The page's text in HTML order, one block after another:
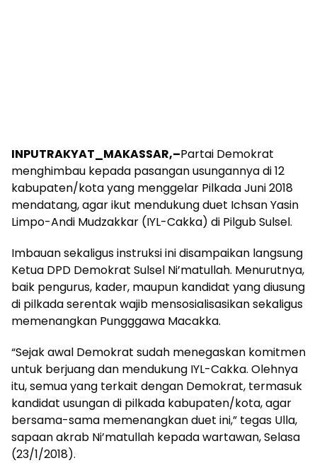
INPUTRAKYAT_MAKASSAR,–Partai Demokrat
menghimbau kepada pasangan usungannya di 12
kabupaten/kota yang menggelar Pilkada Juni 2018
mendatang, agar ikut mendukung duet Ichsan Yasin
Limpo-Andi Mudzakkar (IYL-Cakka) di Pilgub Sulsel.
Imbauan sekaligus instruksi ini disampaikan langsung
Ketua DPD Demokrat Sulsel Ni’matullah. Menurutnya,
baik pengurus, kader, maupun kandidat yang diusung
di pilkada serentak wajib mensosialisasikan sekaligus
memenangkan Pungggawa Macakka.
“Sejak awal Demokrat sudah menegaskan komitmen
untuk berjuang dan mendukung IYL-Cakka. Olehnya
itu, semua yang terkait dengan Demokrat, termasuk
kandidat usungan di pilkada kabupaten/kota, agar
bersama-sama memenangkan duet ini,” tegas Ulla,
sapaan akrab Ni’matullah kepada wartawan, Selasa
(23/1/2018).